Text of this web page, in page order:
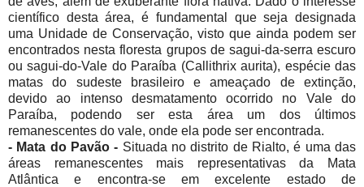
científico desta área, é fundamental que seja designada
uma Unidade de Conservação, visto que ainda podem ser
encontrados nesta floresta grupos de sagui-da-serra escuro
ou sagui-do-Vale do Paraíba (Callithrix aurita), espécie das
matas do sudeste brasileiro e ameaçado de extinção,
devido ao intenso desmatamento ocorrido no Vale do
Paraíba, podendo ser esta área um dos últimos
remanescentes do vale, onde ela pode ser encontrada.
- Mata do Pavão - Situada no distrito de Rialto, é uma das
áreas remanescentes mais representativas da Mata
Atlântica e encontra-se em excelente estado de